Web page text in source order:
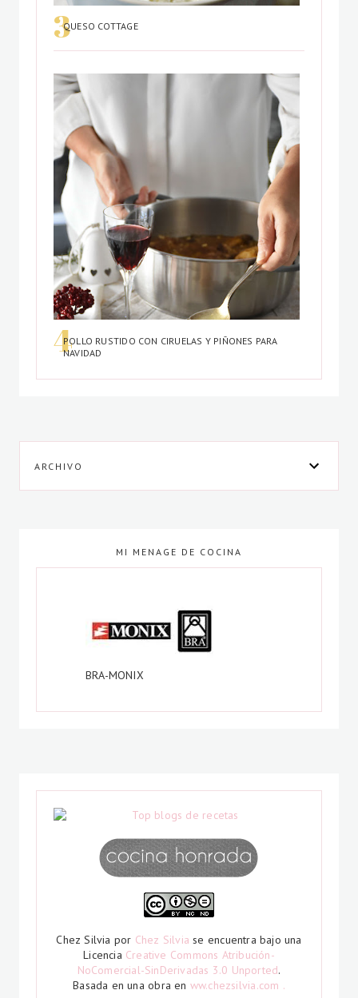
QUESO COTTAGE
POLLO RUSTIDO CON CIRUELAS Y PIÑONES PARA
NAVIDAD
ARCHIVO
MI MENAGE DE COCINA
BRA-MONIX
Chez Silvia por Chez Silvia se encuentra bajo una
Licencia Creative Commons Atribución-
NoComercial-SinDerivadas 3.0 Unported.
Basada en una obra en ww.chezsilvia.com .